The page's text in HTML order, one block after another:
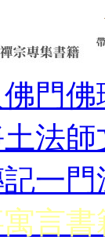
門佛
法師
一門
言書